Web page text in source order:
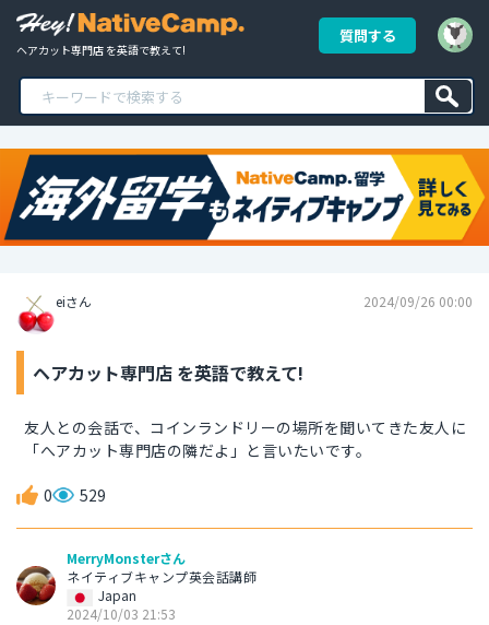
ヘアカット専門店 を英語で教えて!
質問する
eiさん 2024/09/26 00:00
ヘアカット専門店 を英語で教えて!
友人との会話で、コインランドリーの場所を聞いてきた友人に
「へアカット専門店の隣だよ」と言いたいです。
0 529
MerryMonsterさん
ネイティブキャンプ英会話講師
Japan
2024/10/03 21:53